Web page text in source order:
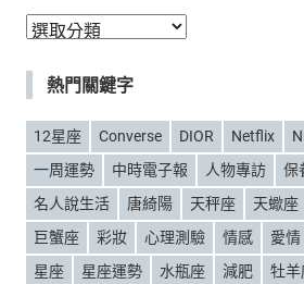
分
熱門關鍵字
12星座 Converse DIOR Netflix
一周運勢
中時電子報 人物專訪 保
名人說生活
唐綺陽 天秤座 天蠍座
巨蟹座
彩妝 心理測驗 情感 愛情
星座
星座運勢 水瓶座 減肥 牡羊